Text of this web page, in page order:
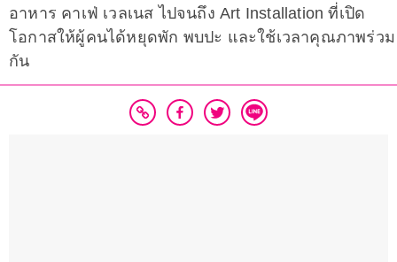
อาหาร คาเฟ่ เวลเนส ไปจนถึง Art Installation ที่เปิด
โอกาสให้ผู้คนได้หยุดพัก พบปะ และใช้เวลาคุณภาพร่วม
กัน